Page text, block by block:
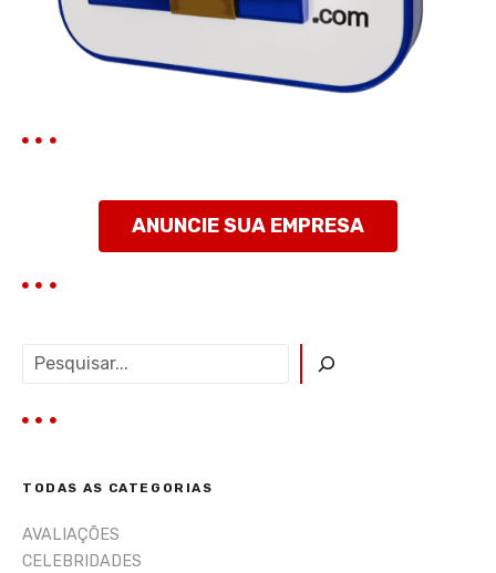
t
ANUNCIE SUA EMPRESA
q
s
r
TODAS AS CATEGORIAS
AVALIAÇÕES
CELEBRIDADES